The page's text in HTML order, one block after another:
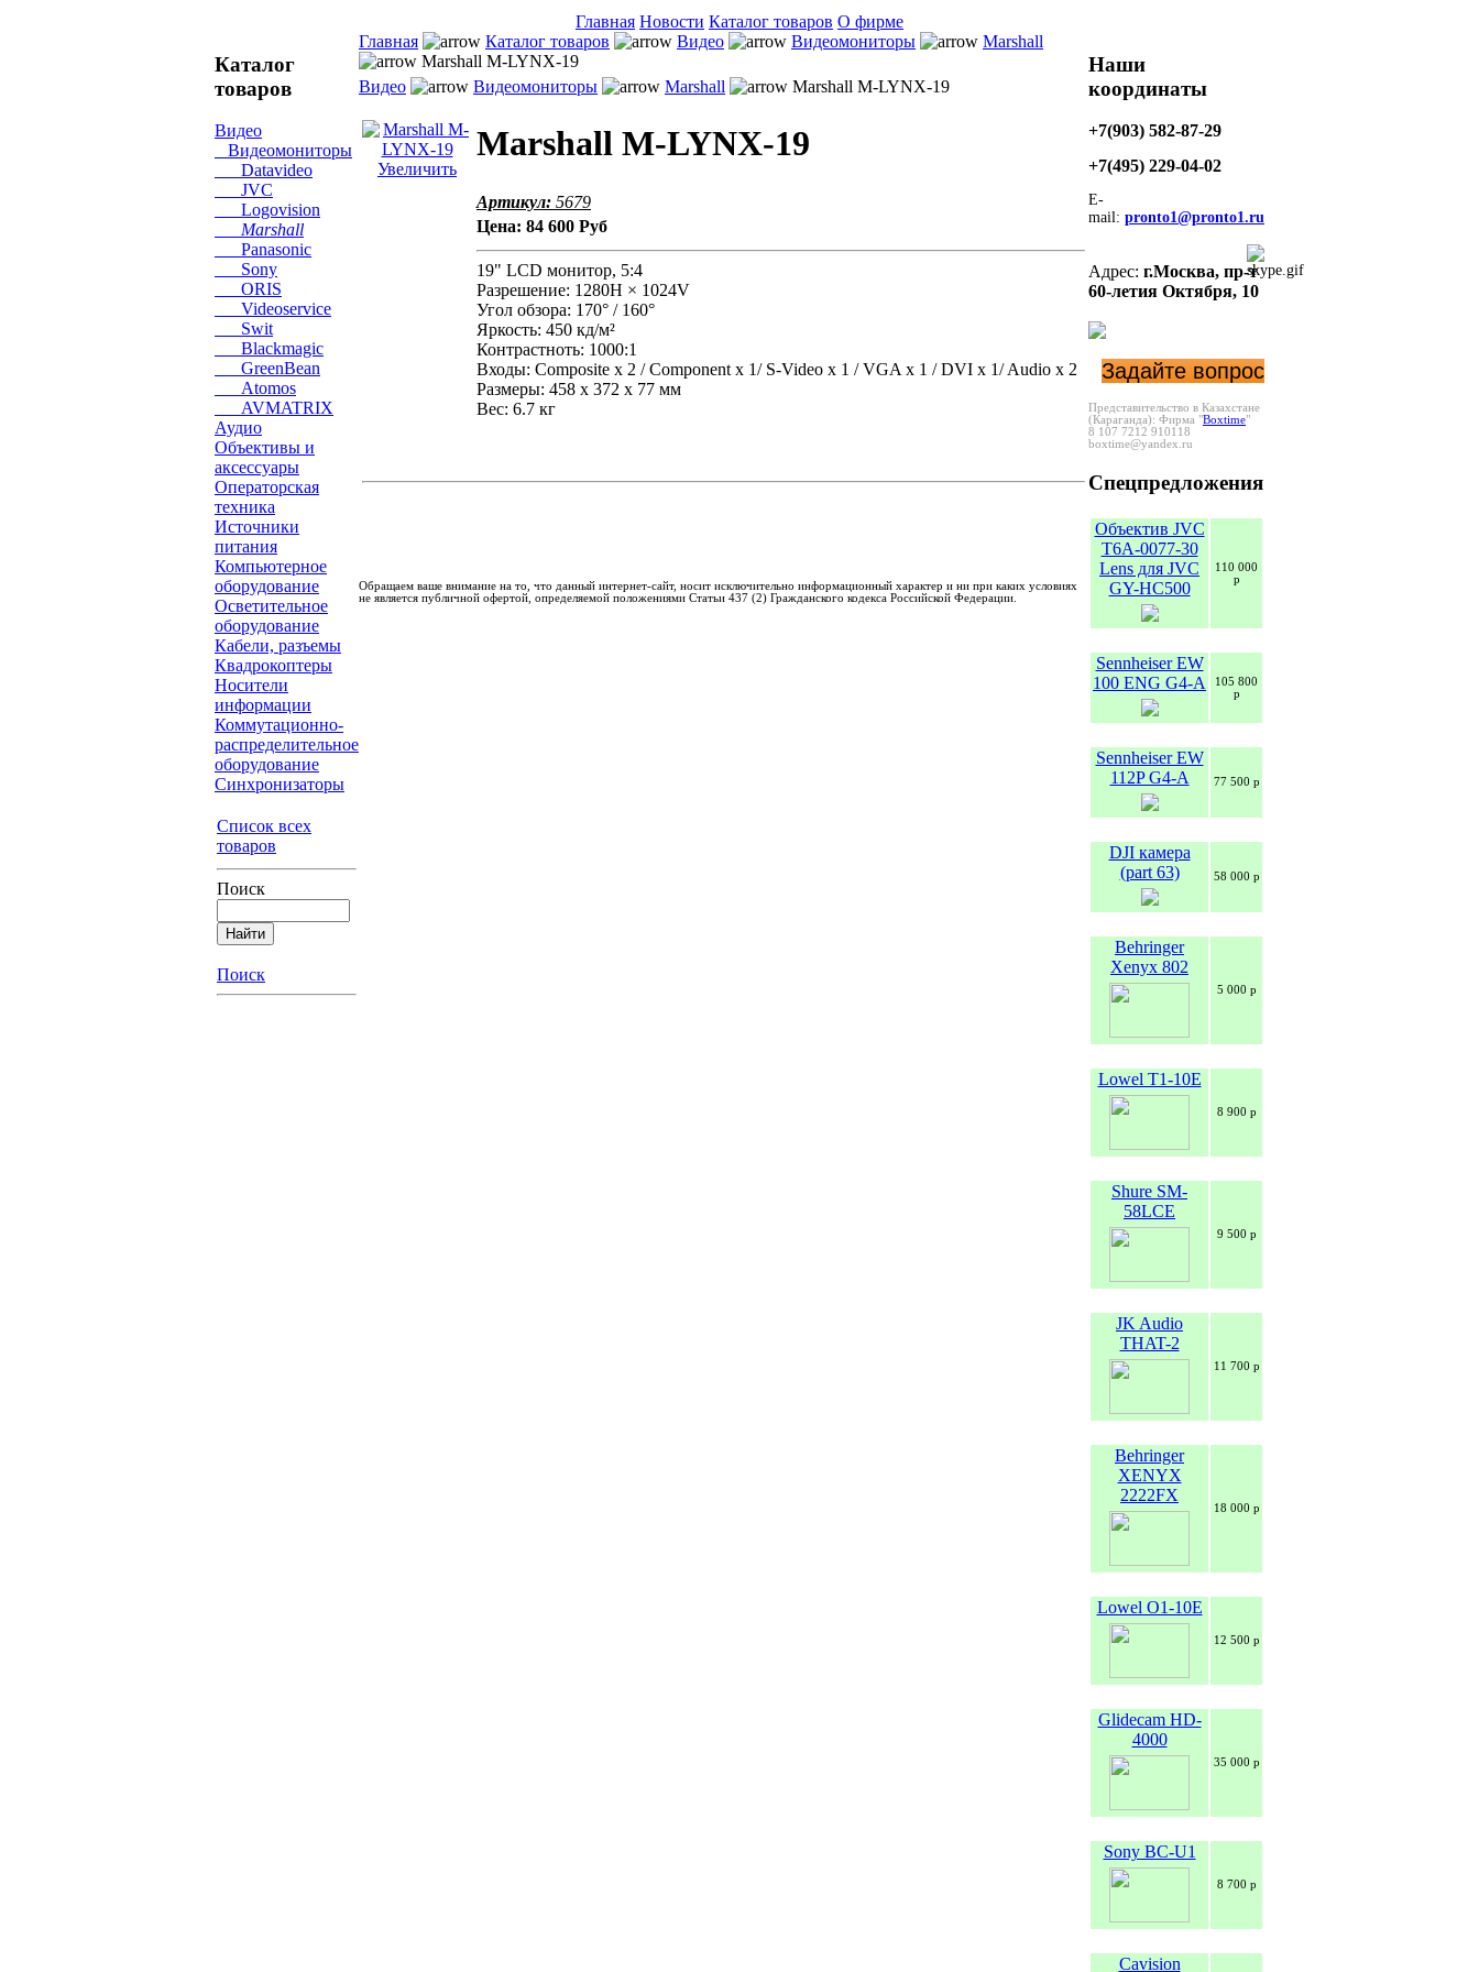
Главная Новости Каталог товаров О фирме
Каталог
товаров
Видео
Видеомониторы
Datavideo
JVC
Logovision
Marshall
Panasonic
Sony
ORIS
Videoservice
Swit
Blackmagic
GreenBean
Atomos
AVMATRIX
Аудио
Объективы и
аксессуары
Операторская
техника
Источники
питания
Компьютерное
оборудование
Осветительное
оборудование
Кабели, разъемы
Квадрокоптеры
Носители
информации
Коммутационно-
распределительное
оборудование
Синхронизаторы
Список всех
товаров
Поиск
Поиск
Главная Каталог товаров Видео Видеомониторы
Marshall
Marshall M-LYNX-19
Видео
Видеомониторы Marshall Marshall M-LYNX-19
Увеличить
Marshall M-LYNX-19
Артикул: 5679
Цена: 84 600 Руб
19" LCD монитор, 5:4
Разрешение: 1280H × 1024V
Угол обзора: 170° / 160°
Яркость: 450 кд/м²
Контрастноть: 1000:1
Входы: Composite x 2 / Component x 1/ S-Video x 1 / VGA x 1 / DVI x 1/ Audio x 2
Размеры: 458 x 372 x 77 мм
Вес: 6.7 кг
Обращаем ваше внимание на то, что данный интернет-сайт, носит исключительно информационный характер и ни при каких условиях
не является публичной офертой, определяемой положениями Статьи 437 (2) Гражданского кодекса Российской Федерации.
Наши
координаты
+7(903) 582-87-29
+7(495) 229-04-02
E-
mail: pronto1@pronto1.ru
Адрес: г.Москва, пр-т
60-летия Октября, 10
Задайте вопрос
Представительство в Казахстане
(Караганда): Фирма "Boxtime"
8 107 7212 910118
boxtime@yandex.ru
Спецпредложения
Объектив JVC
T6A-0077-30
Lens для JVC
GY-HC500
110 000
р
Sennheiser EW
100 ENG G4-A
105 800
р
Sennheiser EW
112P G4-A
77 500 р
DJI камера
(part 63)
58 000 р
Behringer
Xenyx 802
5 000 р
Lowel T1-10E
8 900 р
Shure SM-
58LCE
9 500 р
JK Audio
THAT-2
11 700 р
Behringer
XENYX
2222FX
18 000 р
Lowel O1-10E
12 500 р
Glidecam HD-
4000
35 000 р
Sony BC-U1
8 700 р
Cavision